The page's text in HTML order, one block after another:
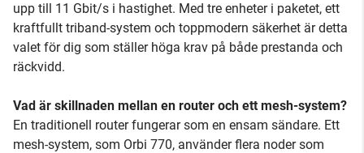
upp till 11 Gbit/s i hastighet. Med tre enheter i paketet, ett
kraftfullt triband-system och toppmodern säkerhet är detta
valet för dig som ställer höga krav på både prestanda och
räckvidd.
Vad är skillnaden mellan en router och ett mesh-system?
En traditionell router fungerar som en ensam sändare. Ett
mesh-system, som Orbi 770, använder flera noder som